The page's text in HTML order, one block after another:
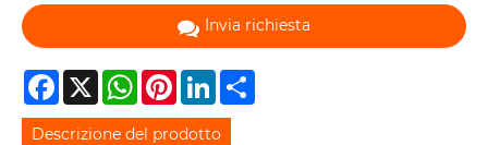
Invia richiesta
Facebook
X WhatsAppPinterestLinkedIn
Descrizione del prodotto